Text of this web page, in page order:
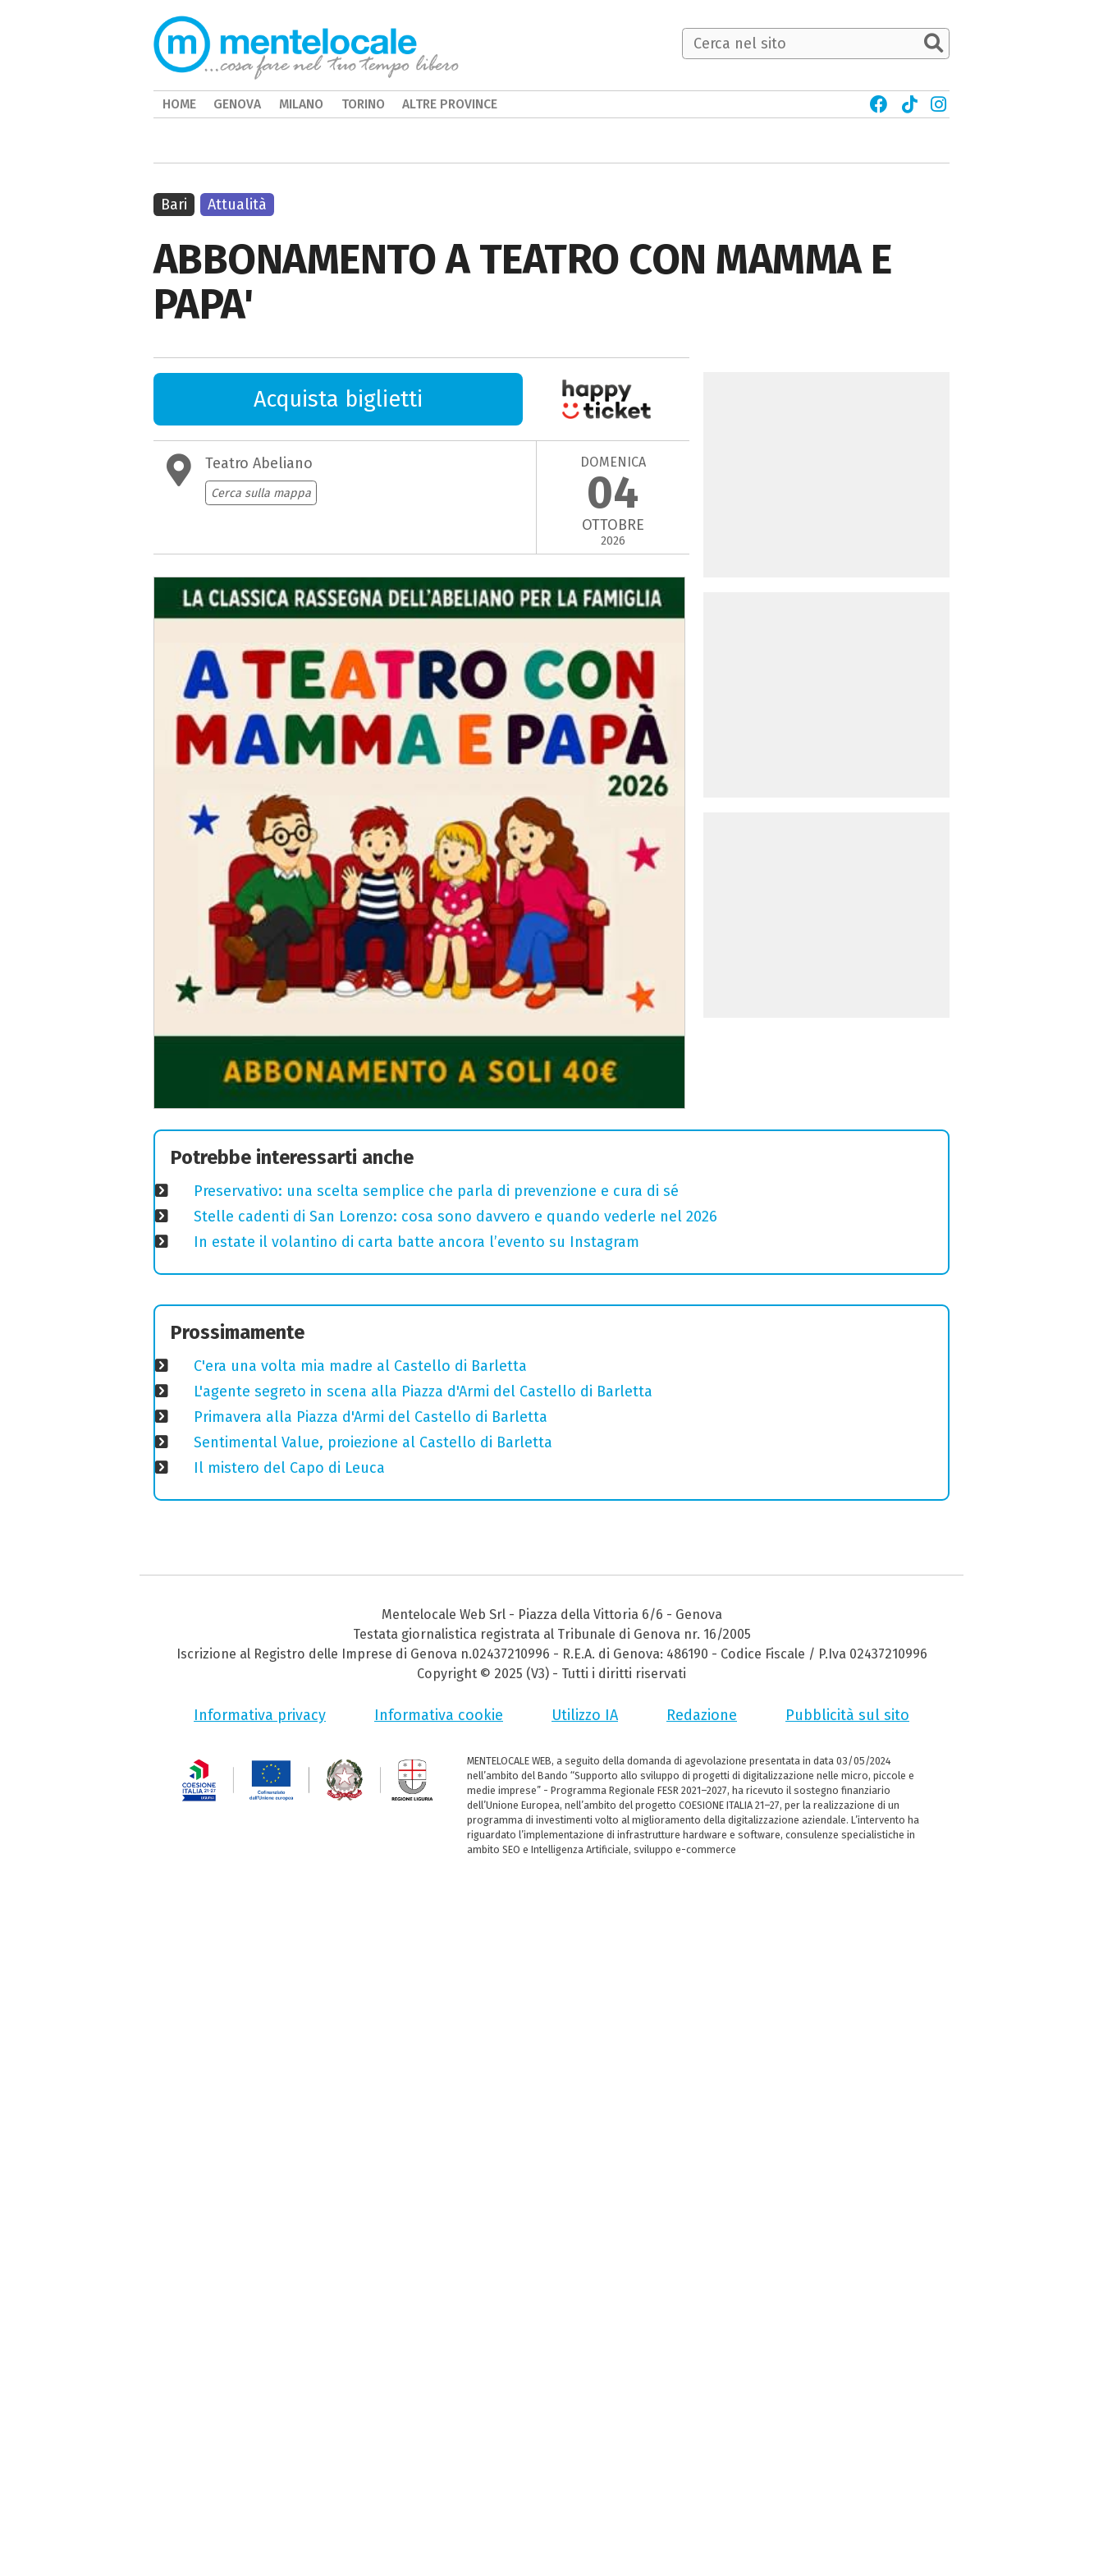
ABBONAMENTO A TEATRO CON MAMMA E
PAPA'
Acquista biglietti
Teatro Abeliano
Cerca sulla mappa
DOMENICA
04
OTTOBRE
2026
Bari Attualità
Potrebbe interessarti anche
Preservativo: una scelta semplice che parla di prevenzione e cura di sé
Stelle cadenti di San Lorenzo: cosa sono davvero e quando vederle nel 2026
In estate il volantino di carta batte ancora l’evento su Instagram
Prossimamente
C'era una volta mia madre al Castello di Barletta
L'agente segreto in scena alla Piazza d'Armi del Castello di Barletta
Primavera alla Piazza d'Armi del Castello di Barletta
Sentimental Value, proiezione al Castello di Barletta
Il mistero del Capo di Leuca
HOME GENOVA MILANO TORINO ALTRE PROVINCE
Mentelocale Web Srl - Piazza della Vittoria 6/6 - Genova
Testata giornalistica registrata al Tribunale di Genova nr. 16/2005
Iscrizione al Registro delle Imprese di Genova n.02437210996 - R.E.A. di Genova: 486190 - Codice Fiscale / P.Iva 02437210996
Copyright © 2025 (V3) - Tutti i diritti riservati
Informativa privacy Informativa cookie Utilizzo IA Redazione Pubblicità sul sito
MENTELOCALE WEB, a seguito della domanda di agevolazione presentata in data 03/05/2024
nell’ambito del Bando “Supporto allo sviluppo di progetti di digitalizzazione nelle micro, piccole e
medie imprese” - Programma Regionale FESR 2021–2027, ha ricevuto il sostegno finanziario
dell’Unione Europea, nell’ambito del progetto COESIONE ITALIA 21–27, per la realizzazione di un
programma di investimenti volto al miglioramento della digitalizzazione aziendale. L’intervento ha
riguardato l’implementazione di infrastrutture hardware e software, consulenze specialistiche in
ambito SEO e Intelligenza Artificiale, sviluppo e-commerce